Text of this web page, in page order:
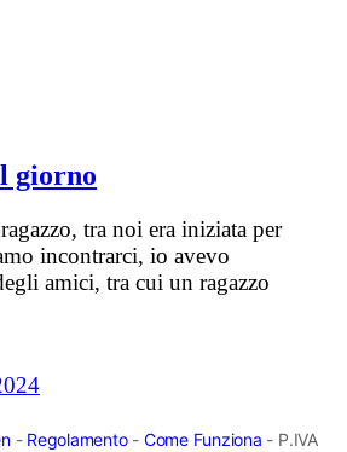
giorno
tra noi era iniziata per
incontrarci, io avevo
amici, tra cui un ragazzo
- Regolamento- Come Funziona - P.IVA